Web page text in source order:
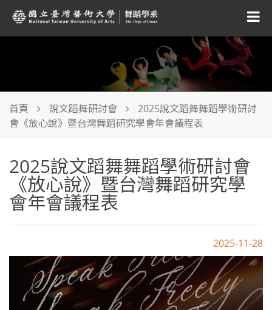
首頁 說文蹈舞研討會
2025說文蹈舞舞蹈學術研討
會《放心說》暨台灣舞蹈研究學會年會議程表
2025說文蹈舞舞蹈學術研討會
《放心說》暨台灣舞蹈研究學
會年會議程表
2025-11-28